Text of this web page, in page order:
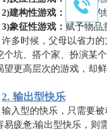
2)建构性游戏：
有目的
3)象征性游戏： 赋予物品
许多时候，父母以省力
个坑、搭个家、扮演某
望更高层次的游戏，却
2. 输出型快乐
输入型的快乐，只需要
易疲惫;输出型快乐，则